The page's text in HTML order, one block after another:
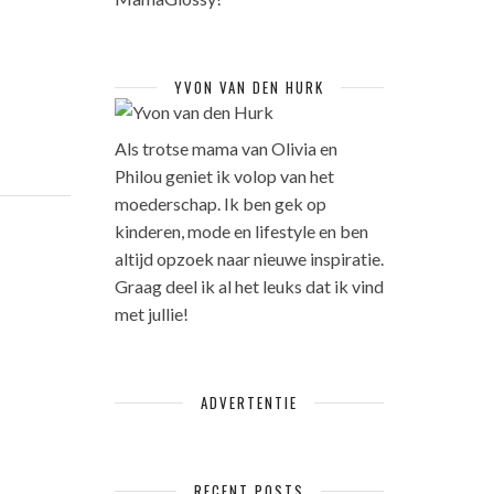
YVON VAN DEN HURK
Als trotse mama van Olivia en
Philou geniet ik volop van het
moederschap. Ik ben gek op
kinderen, mode en lifestyle en ben
altijd opzoek naar nieuwe inspiratie.
Graag deel ik al het leuks dat ik vind
met jullie!
ADVERTENTIE